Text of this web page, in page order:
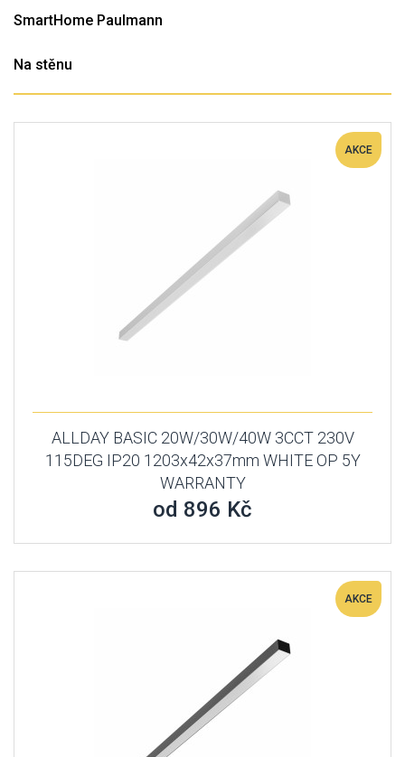
SmartHome Paulmann
Na stěnu
AKCE
ALLDAY BASIC 20W/30W/40W 3CCT 230V
115DEG IP20 1203x42x37mm WHITE OP 5Y
WARRANTY
od 896 Kč
AKCE